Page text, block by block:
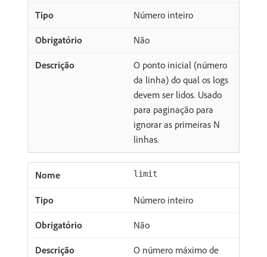
Número inteiro
Não
O ponto inicial (número
da linha) do qual os logs
devem ser lidos. Usado
para paginação para
ignorar as primeiras N
linhas.
limit
Número inteiro
Não
O número máximo de